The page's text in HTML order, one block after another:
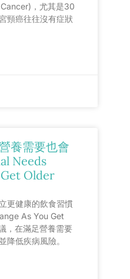
，尤其是30
頸癌往往沒有症狀
養需要也會
Needs
Older
更健康的飲食習慣
As You Get
，在滿足營養需要
降低疾病風險。